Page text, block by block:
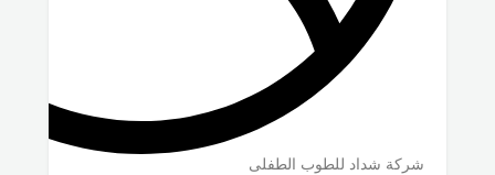
شركة شداد للطوب الطفلى